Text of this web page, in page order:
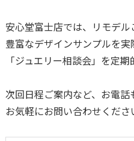
安心堂富士店では、リモデル
豊富なデザインサンプルを
「ジュエリー相談会」を定期
次回日程ご案内など、お電
お気軽にお問い合わせくださ